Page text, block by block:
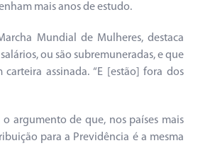
mais anos de estudo.
Mundial de Mulheres, destaca
ou são subremuneradas, e que
carteira assinada. “E [estão] fora dos
argumento de que, nos países mais
para a Previdência é a mesma